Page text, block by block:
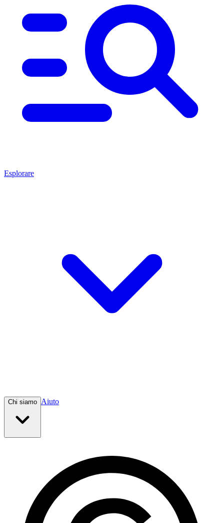
Esplorare
Chi siamo Aiuto